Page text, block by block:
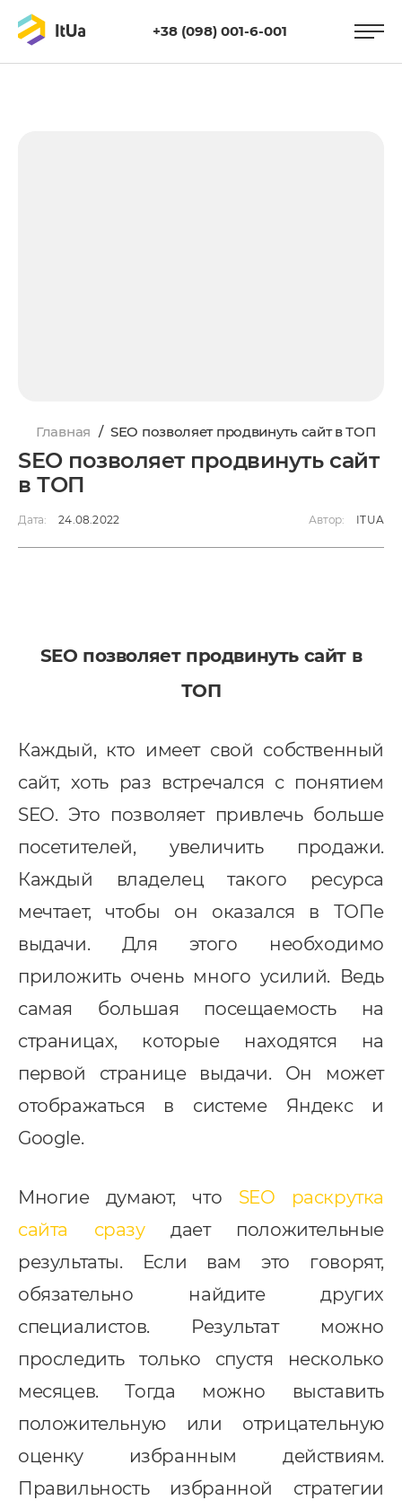
Услуги
+38 (098) 001-6-001
Главная / SEO позволяет продвинуть сайт в ТОП
SEO позволяет продвинуть сайт
в ТОП
Дата: 24.08.2022 Автор: ITUA
SEO позволяет продвинуть сайт в
ТОП
Каждый, кто имеет свой собственный
сайт, хоть раз встречался с понятием
SEO. Это позволяет привлечь больше
посетителей, увеличить продажи.
Каждый владелец такого ресурса
мечтает, чтобы он оказался в ТОПе
выдачи. Для этого необходимо
приложить очень много усилий. Ведь
самая большая посещаемость на
страницах, которые находятся на
первой странице выдачи. Он может
отображаться в системе Яндекс и
Google.
Многие думают, что SEO раскрутка
сайта сразудает положительные
результаты. Если вам это говорят,
обязательно найдите других
специалистов. Результат можно
проследить только спустя несколько
месяцев. Тогда можно выставить
положительную или отрицательную
оценку избранным действиям.
Правильность избранной стратегии